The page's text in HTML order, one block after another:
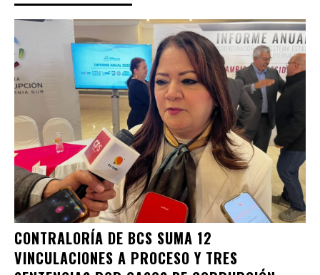
CONTRALORÍA DE BCS SUMA 12
VINCULACIONES A PROCESO Y TRES